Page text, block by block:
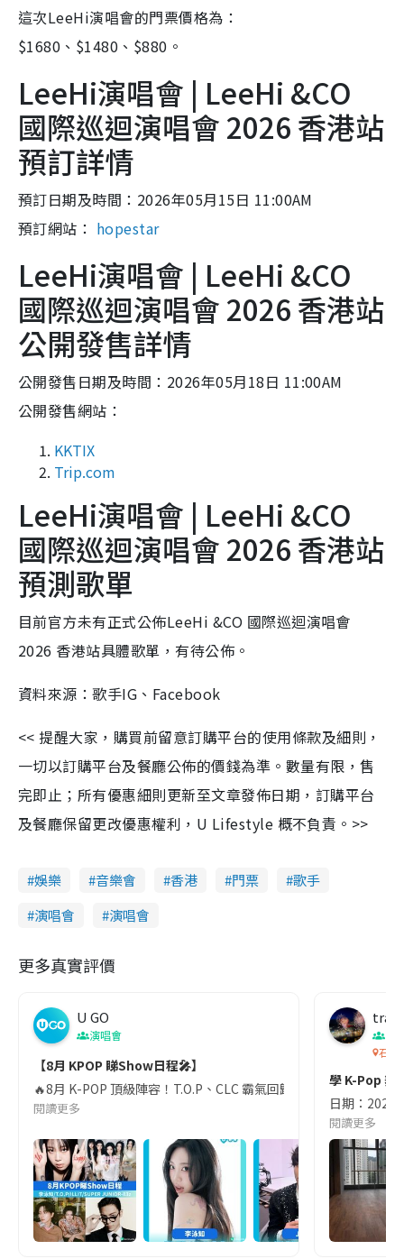
這次LeeHi演唱會的門票價格為：
$1680、$1480、$880。
LeeHi演唱會 | LeeHi &CO
國際巡迴演唱會 2026 香港站
預訂詳情
預訂日期及時間：2026年05月15日 11:00AM
預訂網站： hopestar
LeeHi演唱會 | LeeHi &CO
國際巡迴演唱會 2026 香港站
公開發售詳情
公開發售日期及時間：2026年05月18日 11:00AM
公開發售網站：
KKTIX
Trip.com
LeeHi演唱會 | LeeHi &CO
國際巡迴演唱會 2026 香港站
預測歌單
目前官方未有正式公佈LeeHi &CO 國際巡迴演唱會
2026 香港站具體歌單，有待公佈。
資料來源：歌手IG、Facebook
<< 提醒大家，購買前留意訂購平台的使用條款及細則，
一切以訂購平台及餐廳公佈的價錢為準。數量有限，售
完即止；所有優惠細則更新至文章發佈日期，訂購平台
及餐廳保留更改優惠權利，U Lifestyle 概不負責。>>
娛樂 音樂會 香港 門票
歌手
演唱會
演唱會
更多真實評價
U GO
演唱會
【8月 KPOP 睇Show日程🎤】
🔥8月 K-POP 頂級陣容！T.O.P、CLC 霸氣回歸，ILLIT甜
閱讀更多
石門
學 K-Pop 舞
日期：2025
閱讀更多